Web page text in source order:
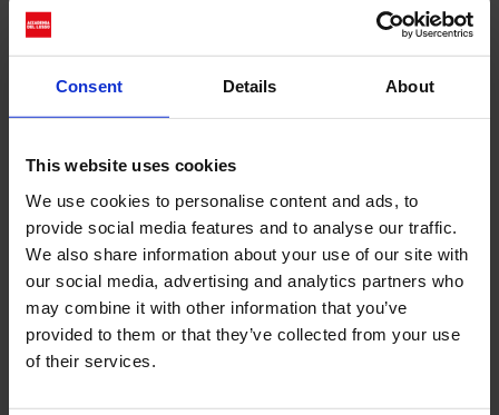
Consent Details About
This website uses cookies
We use cookies to personalise content and ads, to
provide social media features and to analyse our traffic.
We also share information about your use of our site with
our social media, advertising and analytics partners who
may combine it with other information that you’ve
provided to them or that they’ve collected from your use
of their services.
caratterizzare il nuovo album...
Cerca
Recent Posts
Dolce Vita Riviera
Le donne omeriche e l’eterna resistenza: il
coraggio di chi persiste all’ombra degli eroi
Slayyyter e il sogno decadente della provincia
americana: chi è la nuova anti-diva della musica
elettro-pop
collaborazione e il lancio della Gel-Resolution™ 5